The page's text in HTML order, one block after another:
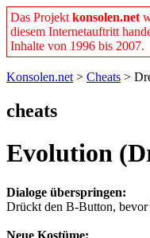
Das Projekt konsolen.net
diesem Internetauftritt
Inhalte von 1996 bis 2007.
Konsolen.net > Cheats >
cheats
Evolution
Dialoge überspringen:
Drückt den B-Button,
Neue Kostüme: